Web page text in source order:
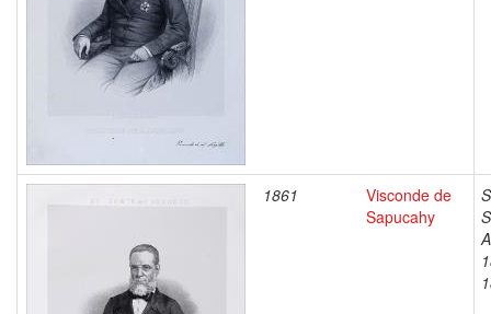
1861
Visconde de
Sapucahy